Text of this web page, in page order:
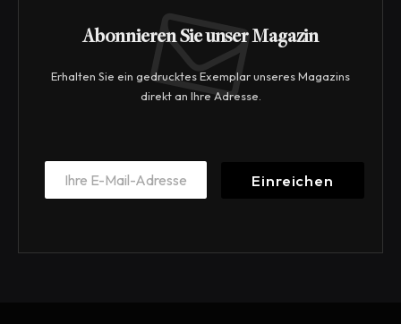
Abonnieren Sie unser Magazin
Erhalten Sie ein gedrucktes Exemplar unseres Magazins
direkt an Ihre Adresse.
E
E
a
*
Einreichen